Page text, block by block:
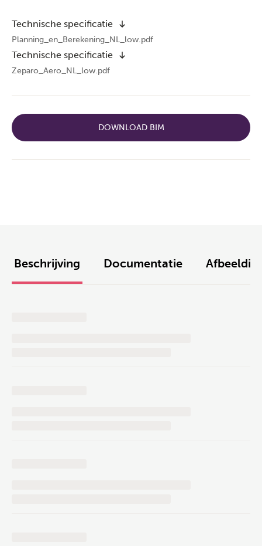
Technische specificatie
Planning_en_Berekening_NL_low.pdf
Technische specificatie
Zeparo_Aero_NL_low.pdf
DOWNLOAD BIM
Beschrijving Documentatie